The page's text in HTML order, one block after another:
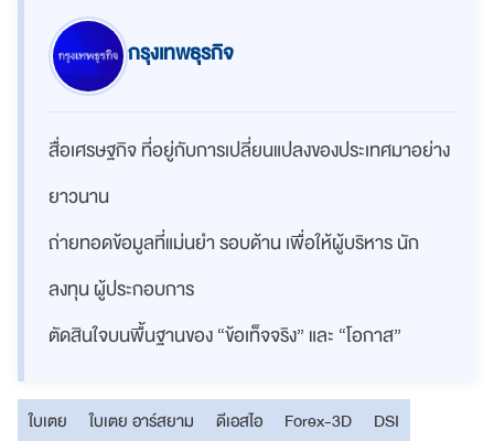
กรุงเทพธุรกิจ
สื่อเศรษฐกิจ ที่อยู่กับการเปลี่ยนแปลงของประเทศมาอย่าง
ยาวนาน
ถ่ายทอดข้อมูลที่แม่นยำ รอบด้าน เพื่อให้ผู้บริหาร นัก
ลงทุน ผู้ประกอบการ
ตัดสินใจบนพื้นฐานของ “ข้อเท็จจริง” และ “โอกาส”
ใบเตย ใบเตย อาร์สยาม ดีเอสไอ Forex-3D
DSI